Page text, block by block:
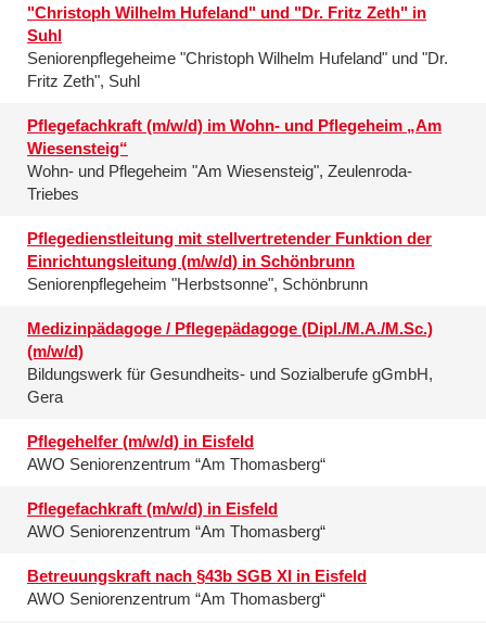
"Christoph Wilhelm Hufeland" und "Dr. Fritz Zeth" in
Suhl
Seniorenpflegeheime "Christoph Wilhelm Hufeland" und "Dr.
Fritz Zeth", Suhl
Pflegefachkraft (m/w/d) im Wohn- und Pflegeheim „Am
Wiesensteig“
Wohn- und Pflegeheim "Am Wiesensteig", Zeulenroda-
Triebes
Pflegedienstleitung mit stellvertretender Funktion der
Einrichtungsleitung (m/w/d) in Schönbrunn
Seniorenpflegeheim "Herbstsonne", Schönbrunn
Medizinpädagoge / Pflegepädagoge (Dipl./M.A./M.Sc.)
(m/w/d)
Bildungswerk für Gesundheits- und Sozialberufe gGmbH,
Gera
Pflegehelfer (m/w/d) in Eisfeld
AWO Seniorenzentrum “Am Thomasberg“
Pflegefachkraft (m/w/d) in Eisfeld
AWO Seniorenzentrum “Am Thomasberg“
Betreuungskraft nach §43b SGB XI in Eisfeld
AWO Seniorenzentrum “Am Thomasberg“